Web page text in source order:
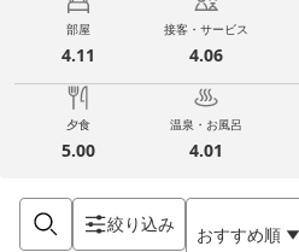
部屋
4.11
接客・サービス
4.06
夕食
5.00
温泉・お風呂
4.01
絞り込み おすすめ順